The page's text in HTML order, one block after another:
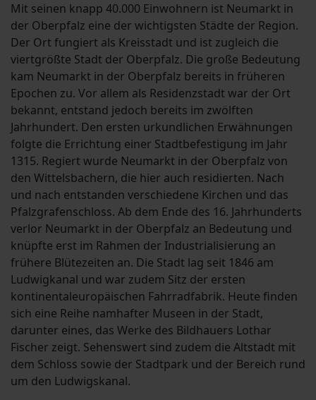
Mit seinen knapp 40.000 Einwohnern ist Neumarkt in
der Oberpfalz eine der wichtigsten Städte der Region.
Der Ort fungiert als Kreisstadt und ist zugleich die
viertgrößte Stadt der Oberpfalz. Die große Bedeutung
kam Neumarkt in der Oberpfalz bereits in früheren
Epochen zu. Vor allem als Residenzstadt war der Ort
bekannt, entstand jedoch bereits im zwölften
Jahrhundert. Den ersten urkundlichen Erwähnungen
folgte die Errichtung einer Stadtbefestigung im Jahr
1315. Regiert wurde Neumarkt in der Oberpfalz von
den Wittelsbachern, die hier auch residierten. Nach
und nach entstanden verschiedene Kirchen und das
Pfalzgrafenschloss. Ab dem Ende des 16. Jahrhunderts
verlor Neumarkt in der Oberpfalz an Bedeutung und
knüpfte erst im Rahmen der Industrialisierung an
frühere Blütezeiten an. Die Stadt lag seit 1846 am
Ludwigkanal und war zudem Sitz der ersten
kontinentaleuropäischen Fahrradfabrik. Heute finden
sich eine Reihe namhafter Museen in der Stadt,
darunter eines, das Werke des Bildhauers Lothar
Fischer zeigt. Sehenswert sind zudem die Altstadt mit
dem Schloss sowie der Stadtpark und der Bereich rund
um den Ludwigskanal.